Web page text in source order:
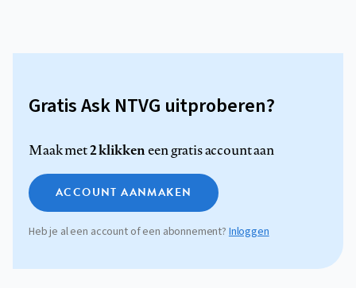
Gratis Ask NTVG uitproberen?
Maak met2 klikkeneen gratis account aan
ACCOUNT AANMAKEN
Heb je al een account of een abonnement?Inloggen